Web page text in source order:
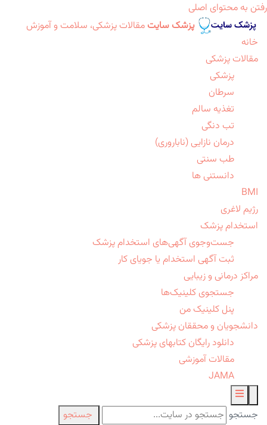
رفتن به محتوای اصلی
پزشک سایت مقالات پزشکی، سلامت و آموزش
خانه
مقالات پزشکی
پزشکی
سرطان
تغذیه سالم
تب دنگی
درمان نازایی (ناباروری)
طب سنتی
دانستنی ها
BMI
رژیم لاغری
استخدام پزشک
جست‌وجوی آگهی‌های استخدام پزشک
ثبت آگهی استخدام یا جویای کار
مراکز درمانی و زیبایی
جستجوی کلینیک‌ها
پنل کلینیک من
دانشجویان و محققان پزشکی
دانلود رایگان کتابهای پزشکی
مقالات آموزشی
JAMA
جستجو جستجو